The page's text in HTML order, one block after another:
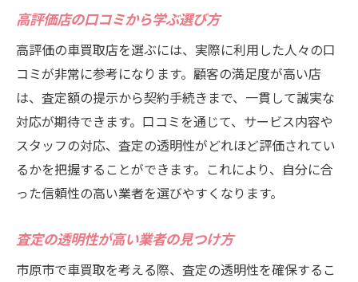
評判が高い業者の査定プロセスを探る
顧客満足度が高い店の選び方
口コミを活用した高評価店の見極め法
市原市の車買取業者の長所と短所
市原市で安心できる車買取業者高評価のポイン
トに迫る
安心して取引できる業者の選定基準
市原市で信頼される理由を探る
安心感を与えるサービス内容
高評価店の口コミから学ぶ選び方
高評価の車買取店を選ぶには、実際に利用した人々の口
コミが非常に参考になります。顧客の満足度が高い店
は、査定額の提示から契約手続きまで、一貫して誠実な
対応が期待できます。口コミを通じて、サービス内容や
スタッフの対応、査定の透明性がどれほど評価されてい
るかを把握することができます。これにより、自分に合
った信頼性の高い業者を選びやすくなります。
査定の透明性が高い業者の見つけ方
市原市で車買取を考える際、査定の透明性を確保するこ